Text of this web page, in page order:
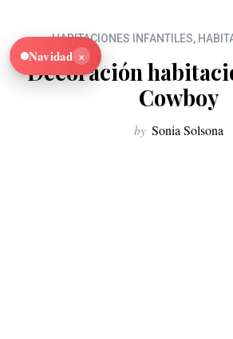
HABITACIONES INFANTILES,
Decoración
Cowboy
by Sonia Solsona
Navidad ×